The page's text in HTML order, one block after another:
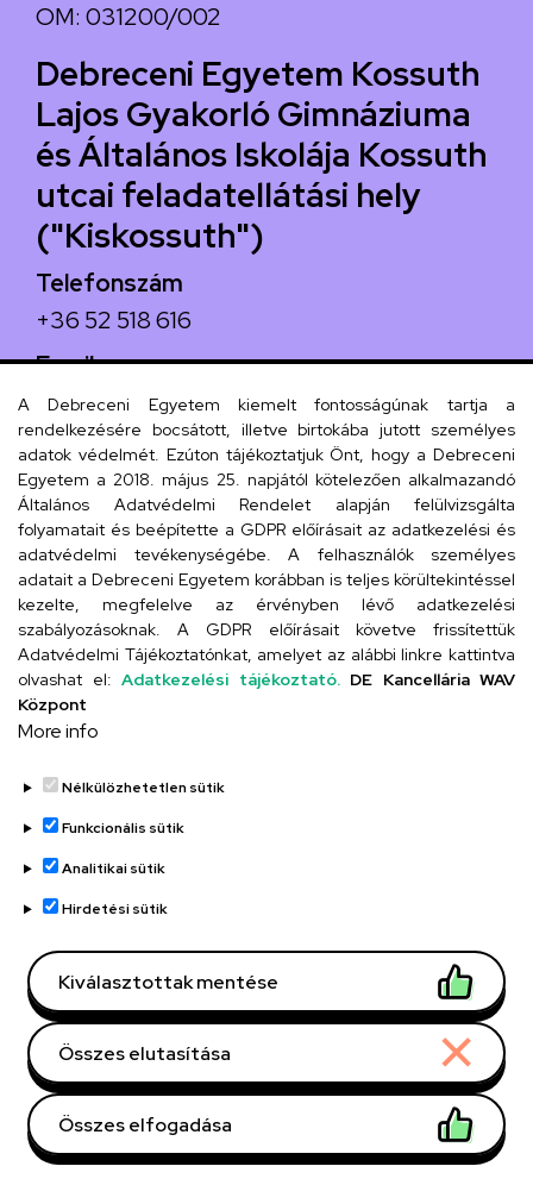
OM: 031200/002
Debreceni Egyetem Kossuth
Lajos Gyakorló Gimnáziuma
és Általános Iskolája Kossuth
utcai feladatellátási hely
("Kiskossuth")
Telefonszám
+36 52 518 616
Email
iskola@kossuth-alt.unideb.hu
Cím
4024 Debrecen, Kossuth utca 33.
Szervezeti telefonkönyv
UD telefonkönyv
Adatvédelem
Adatvédelem
Régi oldal
Technikai információk
Copyright © 2026 Unideb
A Debreceni Egyetem kiemelt fontosságúnak tartja a
rendelkezésére bocsátott, illetve birtokába jutott személyes
adatok védelmét. Ezúton tájékoztatjuk Önt, hogy a Debreceni
Egyetem a 2018. május 25. napjától kötelezően alkalmazandó
Általános Adatvédelmi Rendelet alapján felülvizsgálta
folyamatait és beépítette a GDPR előírásait az adatkezelési és
adatvédelmi tevékenységébe. A felhasználók személyes
adatait a Debreceni Egyetem korábban is teljes körültekintéssel
kezelte, megfelelve az érvényben lévő adatkezelési
szabályozásoknak. A GDPR előírásait követve frissítettük
Adatvédelmi Tájékoztatónkat, amelyet az alábbi linkre kattintva
olvashat el: Adatkezelési tájékoztató. DE Kancellária WAV
Központ
More info
Nélkülözhetetlen sütik
Funkcionális sütik
Analitikai sütik
Hirdetési sütik
Kiválasztottak mentése
Összes elutasítása
Összes elfogadása